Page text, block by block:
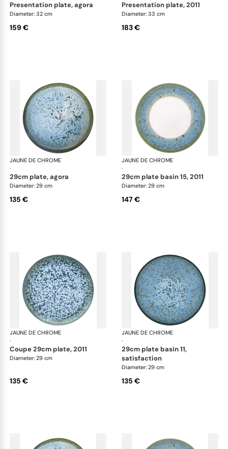
presentation plate, agora
Diameter: 32 cm
159 €
presentation plate, 2011
Diameter: 33 cm
183 €
JAUNE DE CHROME
·
Nymphéa
29cm plate, agora
Diameter: 29 cm
135 €
JAUNE DE CHROME
·
29cm plate basin 15, 2011
Diameter: 29 cm
147 €
JAUNE DE CHROME
·
Nymphéa
coupe 29cm plate, 2011
Diameter: 29 cm
135 €
JAUNE DE CHROME
·
29cm plate basin 11,
satisfaction
Diameter: 29 cm
135 €